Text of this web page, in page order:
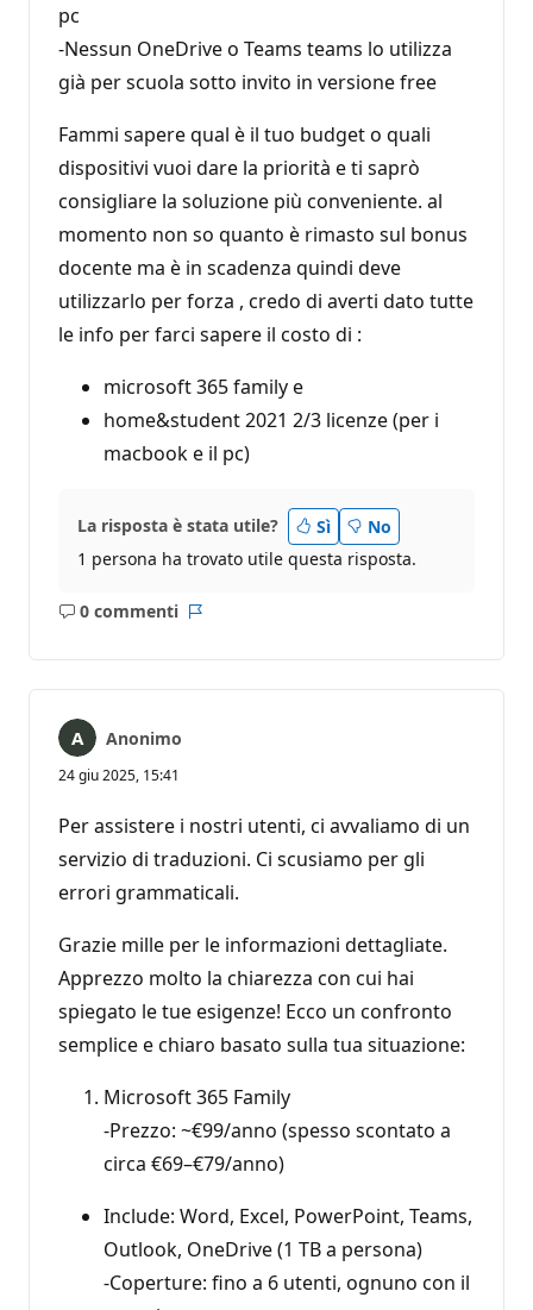
pc
-Nessun OneDrive o Teams teams lo utilizza
già per scuola sotto invito in versione free
Fammi sapere qual è il tuo budget o quali
dispositivi vuoi dare la priorità e ti saprò
consigliare la soluzione più conveniente. al
momento non so quanto è rimasto sul bonus
docente ma è in scadenza quindi deve
utilizzarlo per forza , credo di averti dato tutte
le info per farci sapere il costo di :
microsoft 365 family e
home&student 2021 2/3 licenze (per i
macbook e il pc)
La risposta è stata utile? Sì
No
1 persona ha trovato utile questa risposta.
0 commenti
Nessun
Anonimo
24 giu 2025, 15:41
Per assistere i nostri utenti, ci avvaliamo di un
servizio di traduzioni. Ci scusiamo per gli
errori grammaticali.
Grazie mille per le informazioni dettagliate.
Apprezzo molto la chiarezza con cui hai
spiegato le tue esigenze! Ecco un confronto
semplice e chiaro basato sulla tua situazione:
Microsoft 365 Family
-Prezzo: ~€99/anno (spesso scontato a
circa €69–€79/anno)
Include: Word, Excel, PowerPoint, Teams,
Outlook, OneDrive (1 TB a persona)
-Coperture: fino a 6 utenti, ognuno con il